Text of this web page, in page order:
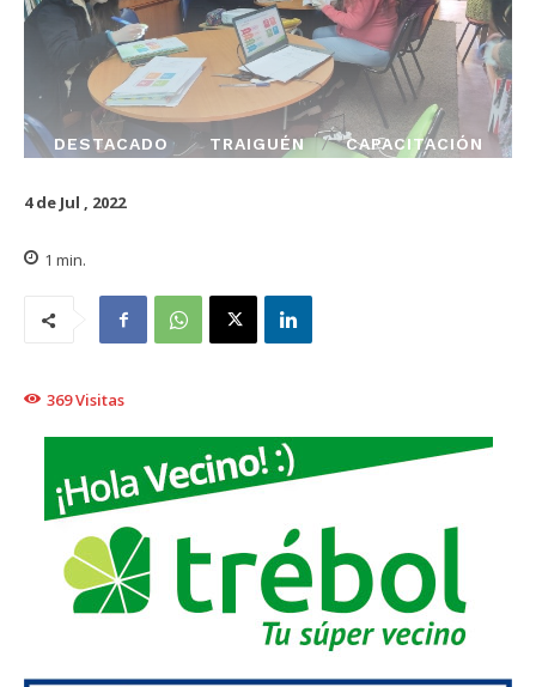
DESTACADO TRAIGUÉN CAPACITACIÓN
4 de Jul , 2022
1 min.
369Visitas